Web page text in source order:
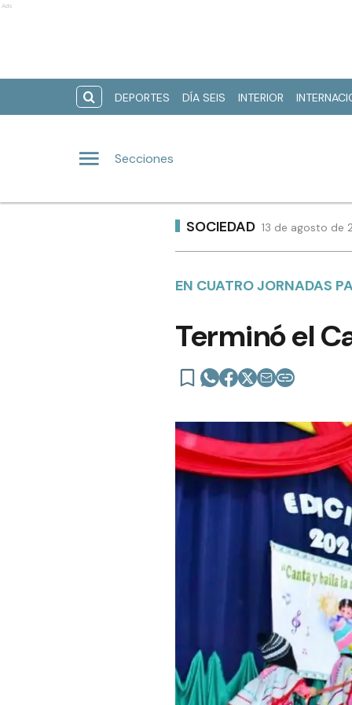
Ads
DEPORTES DÍA SEIS INTERIOR
Secciones
SOCIEDAD 13 de agosto de
EN CUATRO JORNADAS
Terminó el